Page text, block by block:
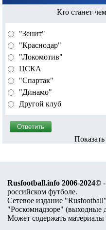
Кто станет
"Зенит"
"Краснодар"
"Локомотив"
ЦСКА
"Спартак"
"Динамо"
Другой клуб
Rusfootball.info 2006-2024©
российском футболе.
Сетевое издание
"Роскомнадзоре" (выходные
Может содержать материалы